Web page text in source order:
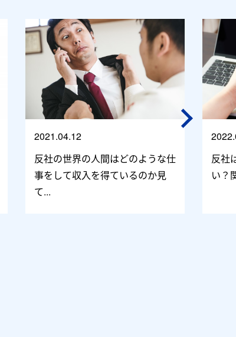
2021.04.12
反社の世界の人間はどのような仕
事をして収入を得ているのか見
て...
反社
い？